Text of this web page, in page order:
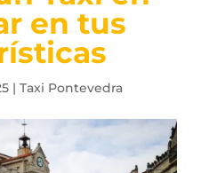
en tus
| Taxi Pontevedra